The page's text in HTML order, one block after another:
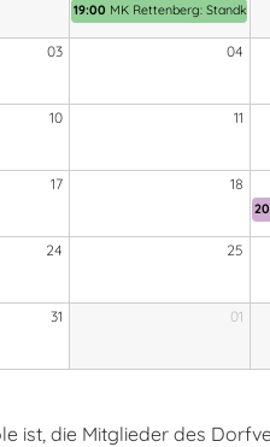
03 04
10 11
17 18
24 25
31 01
19:00 MK Rettenberg:
ist, die Mitglieder des